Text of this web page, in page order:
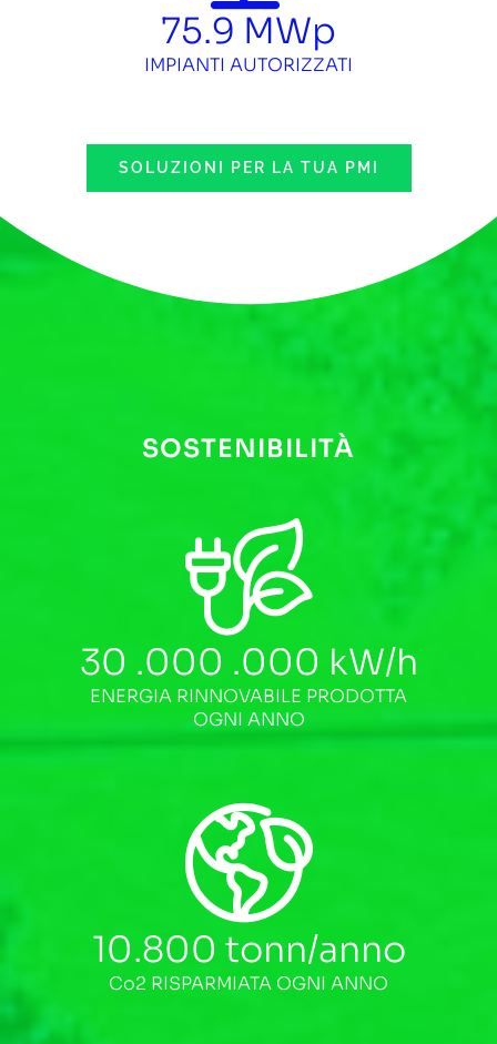
75.9 MWp
IMPIANTI AUTORIZZATI
SOLUZIONI PER LA TUA PMI
SOSTENIBILITÀ
30 .000 .000 kW/h
ENERGIA RINNOVABILE PRODOTTA
OGNI ANNO
10.800 tonn/anno
Co2 RISPARMIATA OGNI ANNO